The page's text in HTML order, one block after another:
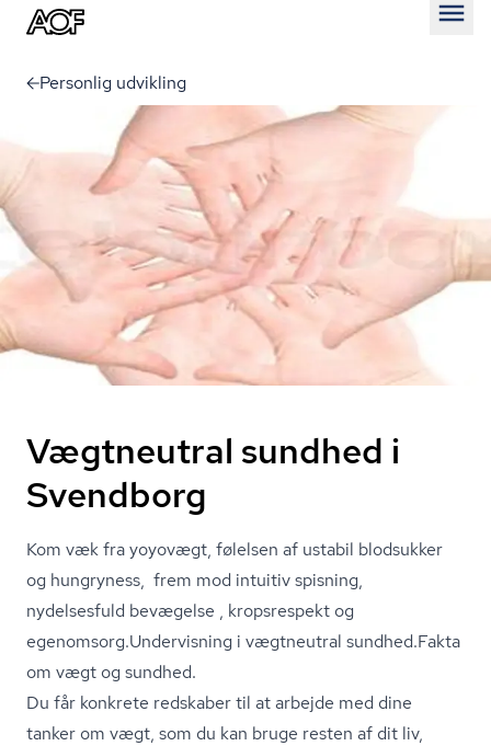
Personlig udvikling
Vægtneutral sundhed i
Svendborg
Kom væk fra yoyovægt, følelsen af ustabil blodsukker
og hungryness, frem mod intuitiv spisning,
nydelsesfuld bevægelse , kropsrespekt og
egenomsorg.Undervisning i vægtneutral sundhed.Fakta
om vægt og sundhed.
Du får konkrete redskaber til at arbejde med dine
tanker om vægt, som du kan bruge resten af dit liv,